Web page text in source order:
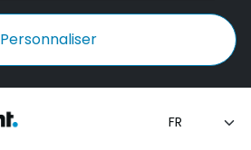
Personnaliser
Accueil Onepoint